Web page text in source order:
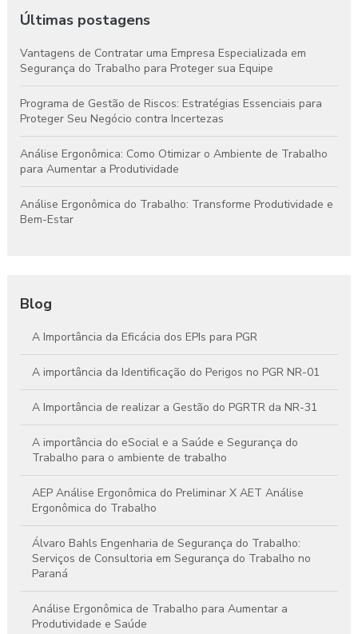
Últimas postagens
Vantagens de Contratar uma Empresa Especializada em
Segurança do Trabalho para Proteger sua Equipe
Programa de Gestão de Riscos: Estratégias Essenciais para
Proteger Seu Negócio contra Incertezas
Análise Ergonômica: Como Otimizar o Ambiente de Trabalho
para Aumentar a Produtividade
Análise Ergonômica do Trabalho: Transforme Produtividade e
Bem-Estar
Blog
A Importância da Eficácia dos EPIs para PGR
A importância da Identificação do Perigos no PGR NR-01
A Importância de realizar a Gestão do PGRTR da NR-31
A importância do eSocial e a Saúde e Segurança do
Trabalho para o ambiente de trabalho
AEP Análise Ergonômica do Preliminar X AET Análise
Ergonômica do Trabalho
Álvaro Bahls Engenharia de Segurança do Trabalho:
Serviços de Consultoria em Segurança do Trabalho no
Paraná
Análise Ergonômica de Trabalho para Aumentar a
Produtividade e Saúde